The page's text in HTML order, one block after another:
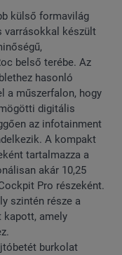
külső formavilág
varrásokkal készült
belső terébe. Az
hasonló
a műszerfalon, hogy
digitális
az infotainment
A kompakt
tartalmazza a
akár 10,25
Pro részeként.
szintén része a
kapott, amely
burkolat